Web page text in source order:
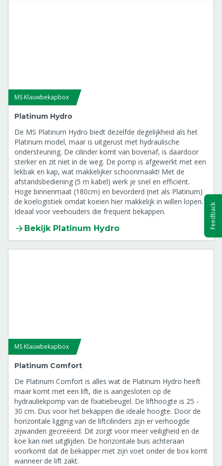
MS Klauwbekapbox
Platinum Hydro
De MS Platinum Hydro biedt dezelfde degelijkheid als het
Platinum model, maar is uitgerust met hydraulische
ondersteuning. De cilinder komt van bovenaf, is daardoor
sterker en zit niet in de weg. De pomp is afgewerkt met een
lekbak en kap, wat makkelijker schoonmaakt! Met de
afstandsbediening (5 m kabel) werk je snel en efficiënt.
Hoge binnenmaat (180cm) en bevorderd (net als Platinum)
de koelogistiek omdat koeien hier makkelijk in willen lopen.
Ideaal voor veehouders die frequent bekappen.
Bekijk Platinum Hydro
MS Klauwbekapbox
Platinum Comfort
De Platinum Comfort is alles wat de Platinum Hydro heeft
maar komt met een lift, die is aangesloten op de
hydrauliekpomp van de fixatiebeugel. De lifthoogte is 25 -
30 cm. Dus voor het bekappen die ideale hoogte. Door de
horizontale ligging van de liftcilinders zijn er verhoogde
zijwanden gecreëerd. Dit zorgt voor meer veiligheid en de
koe kan niet uitglijden. De horizontale buis achteraan
voorkomt dat de bekapper met zijn voet onder de box komt
wanneer de lift zakt.
Feedback